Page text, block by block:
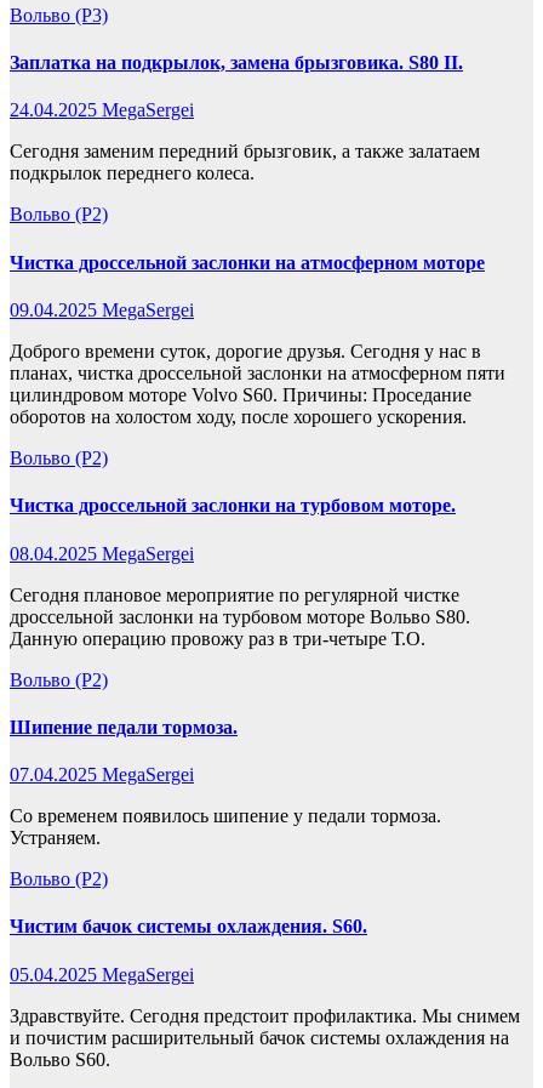
Вольво (P3)
Заплатка на подкрылок, замена брызговика. S80 II.
24.04.2025 MegaSergei
Сегодня заменим передний брызговик, а также залатаем
подкрылок переднего колеса.
Вольво (P2)
Чистка дроссельной заслонки на атмосферном моторе
09.04.2025 MegaSergei
Доброго времени суток, дорогие друзья. Сегодня у нас в
планах, чистка дроссельной заслонки на атмосферном пяти
цилиндровом моторе Volvo S60. Причины: Проседание
оборотов на холостом ходу, после хорошего ускорения.
Вольво (P2)
Чистка дроссельной заслонки на турбовом моторе.
08.04.2025 MegaSergei
Сегодня плановое мероприятие по регулярной чистке
дроссельной заслонки на турбовом моторе Вольво S80.
Данную операцию провожу раз в три-четыре Т.О.
Вольво (P2)
Шипение педали тормоза.
07.04.2025 MegaSergei
Со временем появилось шипение у педали тормоза.
Устраняем.
Вольво (P2)
Чистим бачок системы охлаждения. S60.
05.04.2025 MegaSergei
Здравствуйте. Сегодня предстоит профилактика. Мы снимем
и почистим расширительный бачок системы охлаждения на
Вольво S60.